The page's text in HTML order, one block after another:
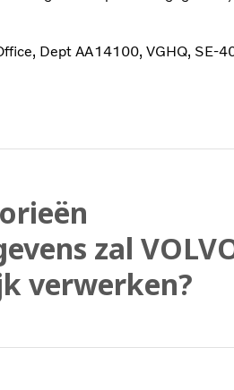
Dept AA14100, VGHQ, SE-
zal
verwerken?